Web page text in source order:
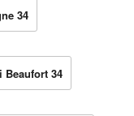
34
Beaufort 34